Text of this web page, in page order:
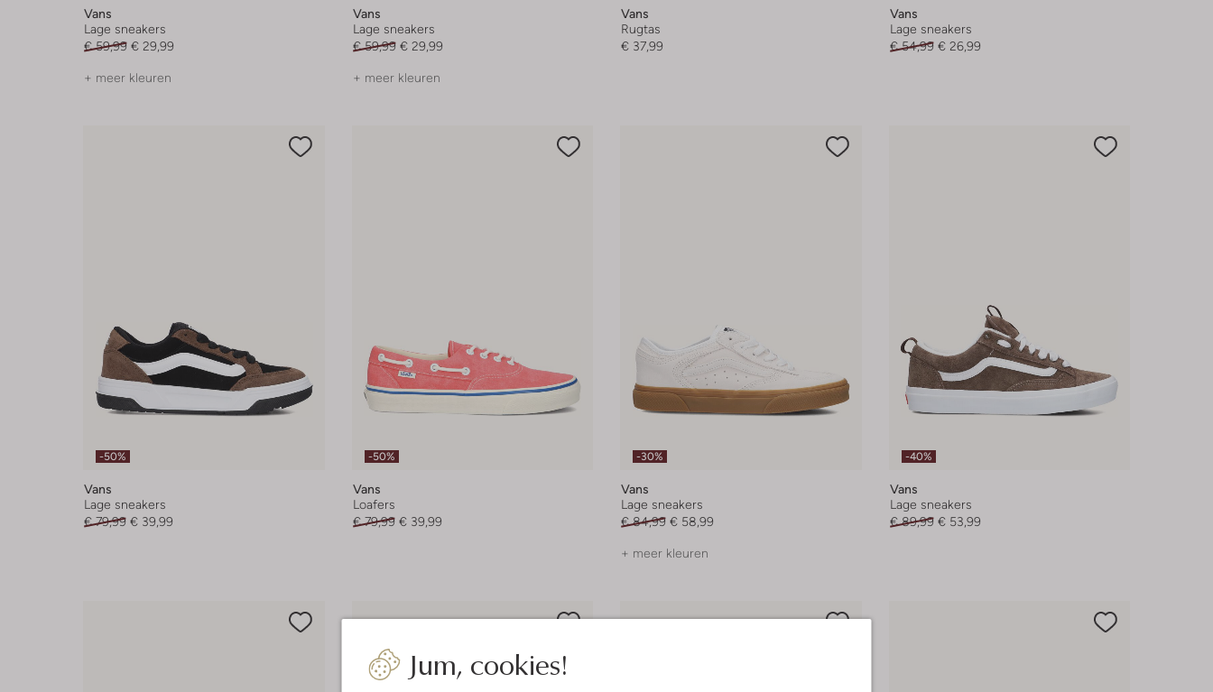
Jum, cookies!
Vans
Lage sneakers
€ 59,99 € 29,99
+ meer kleuren
Vans
Lage sneakers
€ 59,99 € 29,99
+ meer kleuren
Vans
Rugtas
€ 37,99
Vans
Lage sneakers
€ 54,99 € 26,99
-50%
Vans
Lage sneakers
€ 79,99 € 39,99
-50%
Vans
Loafers
€ 79,99 € 39,99
-30%
Vans
Lage sneakers
€ 84,99 € 58,99
+ meer kleuren
-40%
Vans
Lage sneakers
€ 89,99 € 53,99